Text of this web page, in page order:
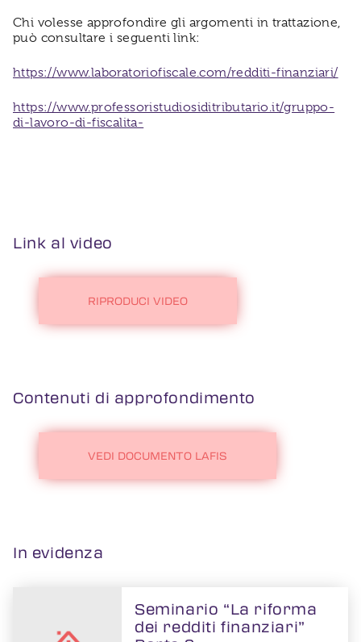
Chi volesse approfondire gli argomenti in trattazione,
può consultare i seguenti link:
https://www.laboratoriofiscale.com/redditi-finanziari/
https://www.professoristudiosiditributario.it/gruppo-
di-lavoro-di-fiscalita-
Link al video
RIPRODUCI VIDEO
Contenuti di approfondimento
VEDI DOCUMENTO LAFIS
In evidenza
Seminario “La riforma
dei redditi finanziari”